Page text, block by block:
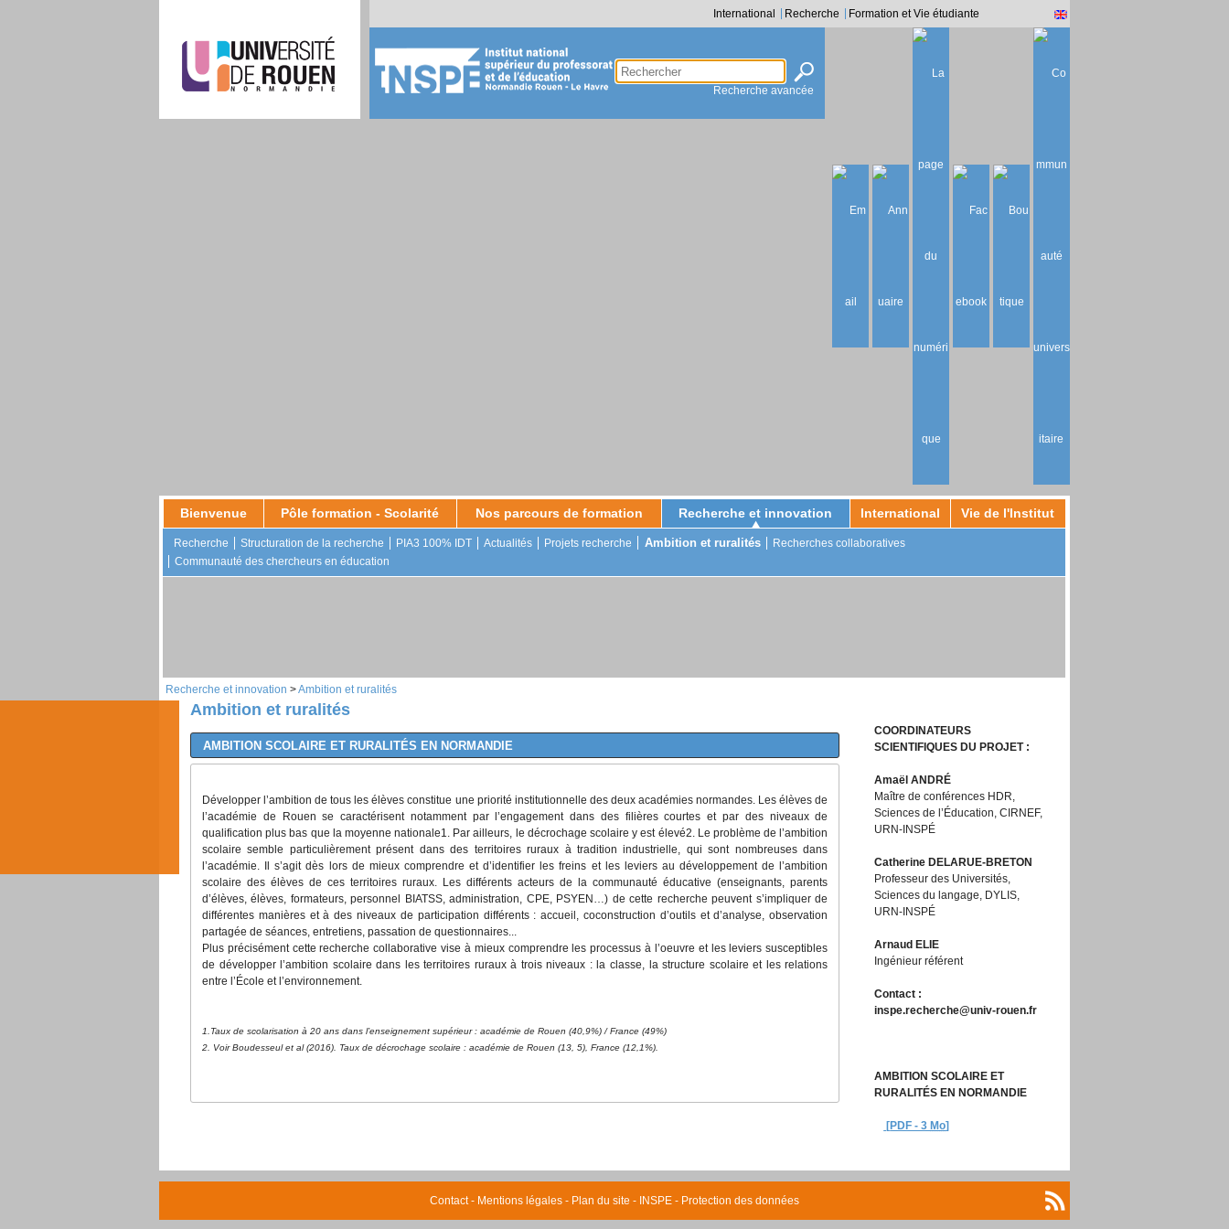
International Recherche Formation et Vie étudiante
Recherche avancée
Bienvenue
Présentation
Trois lieux de
formation
Pôle formation - Scolarité
Scolarité
Notre offre de formation
Nos parcours de formation
Présentation de la Licence LPE et des
M2E Professeur des écoles
Recherche et innovation
Recherche
International
Accueil international
Etudiants étrangers
Vie de l'Institut
Recherche Structuration de la recherche PIA3 100% IDT Actualités Projets recherche Ambition et ruralités
Recherches collaboratives
Communauté des chercheurs en éducation
Recherche et innovation >Ambition et ruralités
Ambition et ruralités
AMBITION SCOLAIRE ET RURALITÉS EN NORMANDIE
Développer l’ambition de tous les élèves constitue une priorité institutionnelle des deux académies normandes. Les élèves de
l’académie de Rouen se caractérisent notamment par l’engagement dans des filières courtes et par des niveaux de
qualification plus bas que la moyenne nationale1. Par ailleurs, le décrochage scolaire y est élevé2. Le problème de l’ambition
scolaire semble particulièrement présent dans des territoires ruraux à tradition industrielle, qui sont nombreuses dans
l’académie. Il s’agit dès lors de mieux comprendre et d’identifier les freins et les leviers au développement de l’ambition
scolaire des élèves de ces territoires ruraux. Les différents acteurs de la communauté éducative (enseignants, parents
d’élèves, élèves, formateurs, personnel BIATSS, administration, CPE, PSYEN…) de cette recherche peuvent s’impliquer de
différentes manières et à des niveaux de participation différents : accueil, coconstruction d’outils et d’analyse, observation
partagée de séances, entretiens, passation de questionnaires...
Plus précisément cette recherche collaborative vise à mieux comprendre les processus à l’oeuvre et les leviers susceptibles
de développer l’ambition scolaire dans les territoires ruraux à trois niveaux : la classe, la structure scolaire et les relations
entre l’École et l’environnement.
1.Taux de scolarisation à 20 ans dans l’enseignement supérieur : académie de Rouen (40,9%) / France (49%)
2. Voir Boudesseul et al (2016). Taux de décrochage scolaire : académie de Rouen (13, 5), France (12,1%).
COORDINATEURS
SCIENTIFIQUES DU PROJET :
Amaël ANDRÉ
Maître de conférences HDR,
Sciences de l’Éducation, CIRNEF,
URN-INSPÉ
Catherine DELARUE-BRETON
Professeur des Universités,
Sciences du langage, DYLIS,
URN-INSPÉ
Arnaud ELIE
Ingénieur référent
Contact :
inspe.recherche@univ-rouen.fr
AMBITION SCOLAIRE ET
RURALITÉS EN NORMANDIE
[PDF - 3 Mo]
Contact - Mentions légales - Plan du site - INSPE - Protection des données